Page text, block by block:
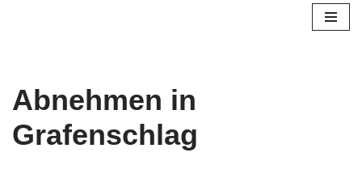
Abnehmen in
Grafenschlag